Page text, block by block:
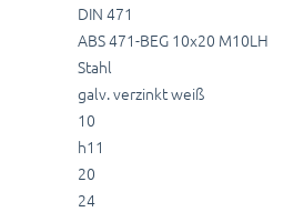
DIN 471
ABS 471-BEG 10x20 M10LH
Stahl
galv. verzinkt weiß
10
h11
20
24